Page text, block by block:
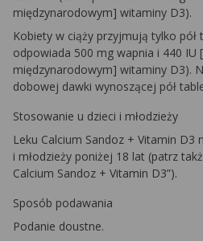
międzynarodowym] witaminy D3).
Kobiety w ciąży przyjmują tylko pół
odpowiada 500 mg wapnia i 440 IU
międzynarodowym] witaminy D3).
dobowej dawki wynoszącej pół
Stosowanie u dzieci i młodzieży
Leku Calcium Sandoz + Vitamin
i młodzieży poniżej 18 lat (patrz
Calcium Sandoz + Vitamin D3”).
Sposób podawania
Podanie doustne.